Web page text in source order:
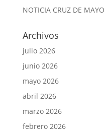
NOTICIA CRUZ DE MAYO
Archivos
julio 2026
junio 2026
mayo 2026
abril 2026
marzo 2026
febrero 2026